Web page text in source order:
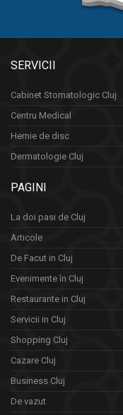
SERVICII
Cabinet Stomatologic Cluj
Centru Medical
Hernie de disc
Dermatologie Cluj
PAGINI
La doi pasi de Cluj
Articole
De Facut in Cluj
Evenimente în Cluj
Restaurante in Cluj
Servicii in Cluj
Shopping Cluj
Cazare Cluj
Business Cluj
De vazut